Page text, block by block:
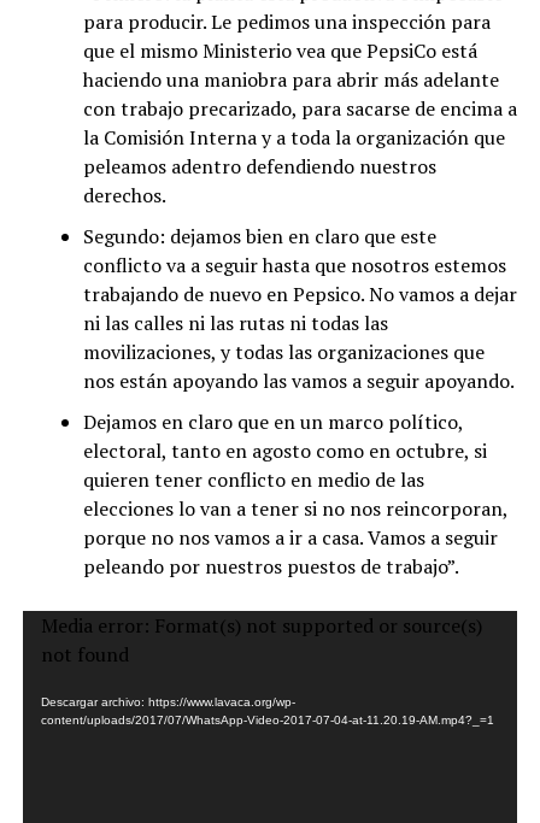
para producir. Le pedimos una inspección para
que el mismo Ministerio vea que PepsiCo está
haciendo una maniobra para abrir más adelante
con trabajo precarizado, para sacarse de encima a
la Comisión Interna y a toda la organización que
peleamos adentro defendiendo nuestros
derechos.
Segundo: dejamos bien en claro que este
conflicto va a seguir hasta que nosotros estemos
trabajando de nuevo en Pepsico. No vamos a dejar
ni las calles ni las rutas ni todas las
movilizaciones, y todas las organizaciones que
nos están apoyando las vamos a seguir apoyando.
Dejamos en claro que en un marco político,
electoral, tanto en agosto como en octubre, si
quieren tener conflicto en medio de las
elecciones lo van a tener si no nos reincorporan,
porque no nos vamos a ir a casa. Vamos a seguir
peleando por nuestros puestos de trabajo”.
Reproductor
Media error: Format(s) not supported or source(s)
not found
Descargar archivo: https://www.lavaca.org/wp-
content/uploads/2017/07/WhatsApp-Video-2017-07-04-at-11.20.19-AM.mp4?_=1